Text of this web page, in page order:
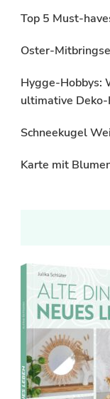
Top 5 Must-
Oster-
Hygge-Hobbys:
ultimative
Schneekugel
Karte mit